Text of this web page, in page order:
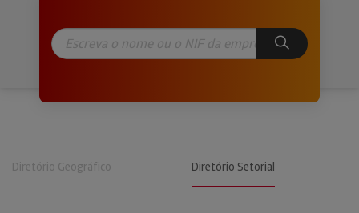
Diretório Geográfico Diretório Setorial